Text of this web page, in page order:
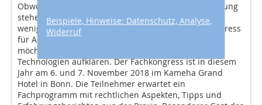
Obwohl ausgereifte Sicherheitstechniken zur Verfügung
stehen, wird der Absturzsicherheit am Bau noch zu
wenig Beachtung geschenkt. Der Deutsche Fachkongress
für Absturzsicherheit, ausgerichtet vom Bauverlag,
möchte über lebensrettende Methoden und
Technologien aufklären. Der Fachkongress ist in diesem
Jahr am 6. und 7. November 2018 im Kameha Grand
Hotel in Bonn. Die Teilnehmer erwartet ein
Fachprogramm mit rechtlichen Aspekten, Tipps und
Beispiele, Hinweise: Datenschutz, Analyse,
Widerruf